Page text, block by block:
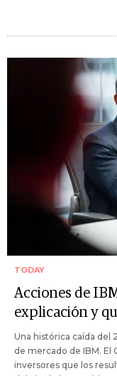
TODAY
Acciones de
explicación y
Una histórica caída del
de mercado de IBM. El
inversores que los